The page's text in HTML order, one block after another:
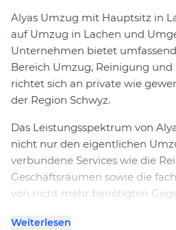
Alyas Umzug mit Hauptsitz in
auf Umzug in Lachen und
Unternehmen bietet
Bereich Umzug, Reinigung
richtet sich an private wie
der Region Schwyz.
Das Leistungsspektrum von
nicht nur den eigentlichen
verbundene Services wie die
Geschäftsräumen sowie die
von nicht mehr benötigten
Arbeiten aus einer Hand
Weiterlesen